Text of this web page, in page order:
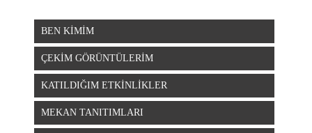
BEN KİMİM
ÇEKİM GÖRÜNTÜLERİM
KATILDIĞIM ETKİNLİKLER
MEKAN TANITIMLARI